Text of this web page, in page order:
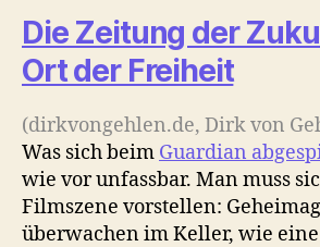
Die Zeitung der
Ort der Freiheit
(dirkvongehlen.de, Dirk von
Was sich beim Guardian
wie vor unfassbar. Man muss
Filmszene vorstellen:
überwachen im Keller, wie